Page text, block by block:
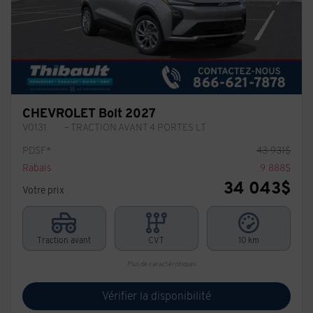
CHEVROLET Bolt 2027
V0131
– TRACTION AVANT 4 PORTES LT
PDSF*
43 931$
Rabais
9 888$
Votre prix
34 043$
Traction avant CVT 10 km
Plus de caractéristiques
Vérifier la disponibilité